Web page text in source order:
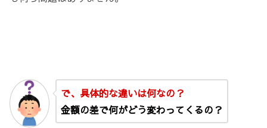
で、具体的な違いは何なの？
金額の差で何がどう変わってくるの？